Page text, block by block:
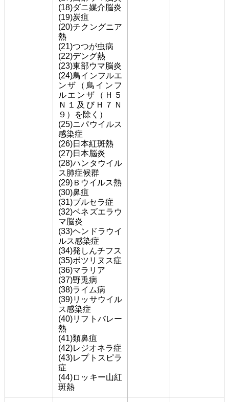
(18)ダニ媒介脳炎
(19)炭疽
(20)チクングニア
熱
(21)つつが虫病
(22)デング熱
(23)東部ウマ脳炎
(24)鳥インフルエ
ンザ（鳥インフ
ルエンザ（Ｈ５
Ｎ１及びＨ７Ｎ
９）を除く）
(25)ニパウイルス
感染症
(26)日本紅斑熱
(27)日本脳炎
(28)ハンタウイル
ス肺症候群
(29)Ｂウイルス熱
(30)鼻疽
(31)ブルセラ症
(32)ベネズエラウ
マ脳炎
(33)ヘンドラウイ
ルス感染症
(34)発しんチフス
(35)ボツリヌス症
(36)マラリア
(37)野兎病
(38)ライム病
(39)リッサウイル
ス感染症
(40)リフトバレー
熱
(41)類鼻疽
(42)レジオネラ症
(43)レプトスピラ
症
(44)ロッキー山紅
斑熱